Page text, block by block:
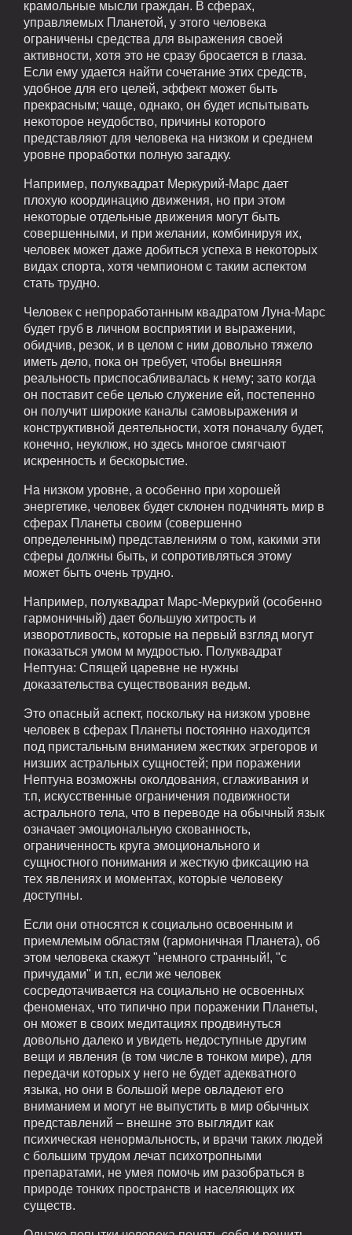
крамольные мысли граждан. В сферах,
управляемых Планетой, у этого человека
ограничены средства для выражения своей
активности, хотя это не сразу бросается в глаза.
Если ему удается найти сочетание этих средств,
удобное для его целей, эффект может быть
прекрасным; чаще, однако, он будет испытывать
некоторое неудобство, причины которого
представляют для человека на низком и среднем
уровне проработки полную загадку.
Например, полуквадрат Меркурий-Марс дает
плохую координацию движения, но при этом
некоторые отдельные движения могут быть
совершенными, и при желании, комбинируя их,
человек может даже добиться успеха в некоторых
видах спорта, хотя чемпионом с таким аспектом
стать трудно.
Человек с непроработанным квадратом Луна-Марс
будет груб в личном восприятии и выражении,
обидчив, резок, и в целом с ним довольно тяжело
иметь дело, пока он требует, чтобы внешняя
реальность приспосабливалась к нему; зато когда
он поставит себе целью служение ей, постепенно
он получит широкие каналы самовыражения и
конструктивной деятельности, хотя поначалу будет,
конечно, неуклюж, но здесь многое смягчают
искренность и бескорыстие.
На низком уровне, а особенно при хорошей
энергетике, человек будет склонен подчинять мир в
сферах Планеты своим (совершенно
определенным) представлениям о том, какими эти
сферы должны быть, и сопротивляться этому
может быть очень трудно.
Например, полуквадрат Марс-Меркурий (особенно
гармоничный) дает большую хитрость и
изворотливость, которые на первый взгляд могут
показаться умом м мудростью. Полуквадрат
Нептуна: Спящей царевне не нужны
доказательства существования ведьм.
Это опасный аспект, поскольку на низком уровне
человек в сферах Планеты постоянно находится
под пристальным вниманием жестких эгрегоров и
низших астральных сущностей; при поражении
Нептуна возможны околдования, сглаживания и
т.п, искусственные ограничения подвижности
астрального тела, что в переводе на обычный язык
означает эмоциональную скованность,
ограниченность круга эмоционального и
сущностного понимания и жесткую фиксацию на
тех явлениях и моментах, которые человеку
доступны.
Если они относятся к социально освоенным и
приемлемым областям (гармоничная Планета), об
этом человека скажут "немного странный!, "с
причудами" и т.п, если же человек
сосредотачивается на социально не освоенных
феноменах, что типично при поражении Планеты,
он может в своих медитациях продвинуться
довольно далеко и увидеть недоступные другим
вещи и явления (в том числе в тонком мире), для
передачи которых у него не будет адекватного
языка, но они в большой мере овладеют его
вниманием и могут не выпустить в мир обычных
представлений – внешне это выглядит как
психическая ненормальность, и врачи таких людей
с большим трудом лечат психотропными
препаратами, не умея помочь им разобраться в
природе тонких пространств и населяющих их
существ.